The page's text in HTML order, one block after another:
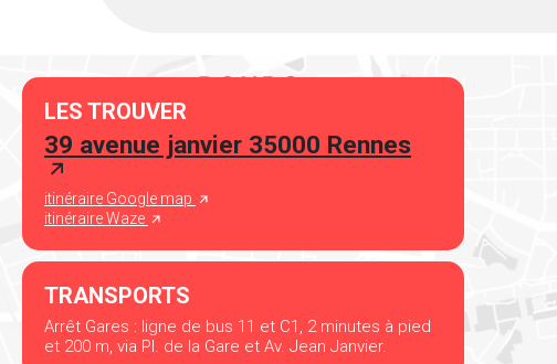
LES TROUVER
39 avenue janvier 35000 Rennes
itinéraire Google map
itinéraire Waze
TRANSPORTS
Arrêt Gares : ligne de bus 11 et C1, 2 minutes à pied
et 200 m, via Pl. de la Gare et Av. Jean Janvier.